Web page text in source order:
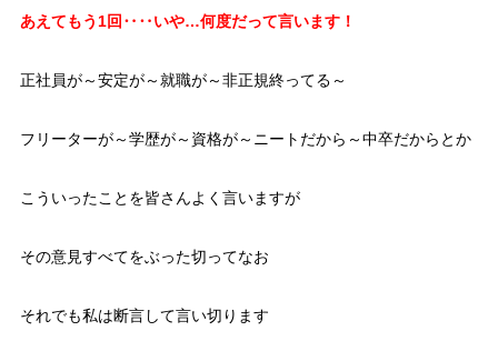
あえてもう1回‥‥いや…何度だって言います！
正社員が～安定が～就職が～非正規終ってる～
フリーターが～学歴が～資格が～ニートだから～中卒だからとか
こういったことを皆さんよく言いますが
その意見すべてをぶった切ってなお
それでも私は断言して言い切ります